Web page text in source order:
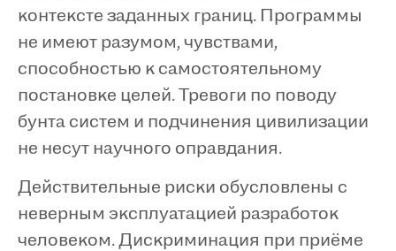
контексте заданных границ. Программы
не имеют разумом, чувствами,
способностью к самостоятельному
постановке целей. Тревоги по поводу
бунта систем и подчинения цивилизации
не несут научного оправдания.
Действительные риски обусловлены с
неверным эксплуатацией разработок
человеком. Дискриминация при приёме